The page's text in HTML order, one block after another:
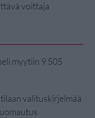
voittaja
myytiin 9 505
valituskirjelmää